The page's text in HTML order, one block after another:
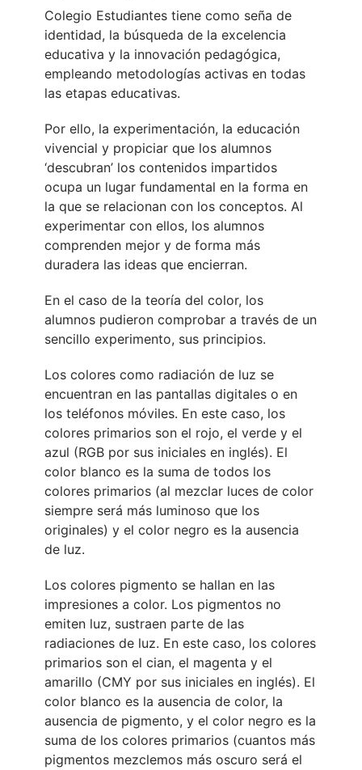
Colegio Estudiantes tiene como seña de
identidad, la búsqueda de la excelencia
educativa y la innovación pedagógica,
empleando metodologías activas en todas
las etapas educativas.
Por ello, la experimentación, la educación
vivencial y propiciar que los alumnos
‘descubran’ los contenidos impartidos
ocupa un lugar fundamental en la forma en
la que se relacionan con los conceptos. Al
experimentar con ellos, los alumnos
comprenden mejor y de forma más
duradera las ideas que encierran.
En el caso de la teoría del color, los
alumnos pudieron comprobar a través de un
sencillo experimento, sus principios.
Los colores como radiación de luz se
encuentran en las pantallas digitales o en
los teléfonos móviles. En este caso, los
colores primarios son el rojo, el verde y el
azul (RGB por sus iniciales en inglés). El
color blanco es la suma de todos los
colores primarios (al mezclar luces de color
siempre será más luminoso que los
originales) y el color negro es la ausencia
de luz.
Los colores pigmento se hallan en las
impresiones a color. Los pigmentos no
emiten luz, sustraen parte de las
radiaciones de luz. En este caso, los colores
primarios son el cian, el magenta y el
amarillo (CMY por sus iniciales en inglés). El
color blanco es la ausencia de color, la
ausencia de pigmento, y el color negro es la
suma de los colores primarios (cuantos más
pigmentos mezclemos más oscuro será el